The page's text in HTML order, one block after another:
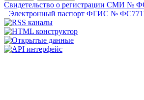
Свидетельство о регистрации СМИ №
Электронный паспорт ФГИС №